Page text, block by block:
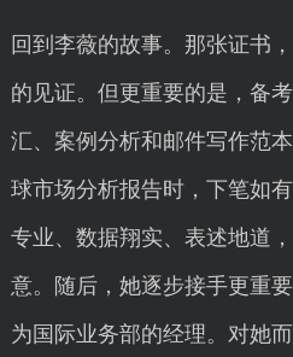
回到李薇的故事。那张证书
的见证。但更重要的是，备
汇、案例分析和邮件写作范
球市场分析报告时，下笔如
专业、数据翔实、表述地道
意。随后，她逐步接手更重
为国际业务部的经理。对她